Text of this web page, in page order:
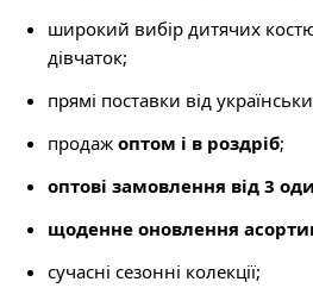
широкий вибір дитячих
дівчаток;
прямі поставки від
продаж оптом і в роздріб;
оптові замовлення від 3
щоденне оновлення
сучасні сезонні колекції;